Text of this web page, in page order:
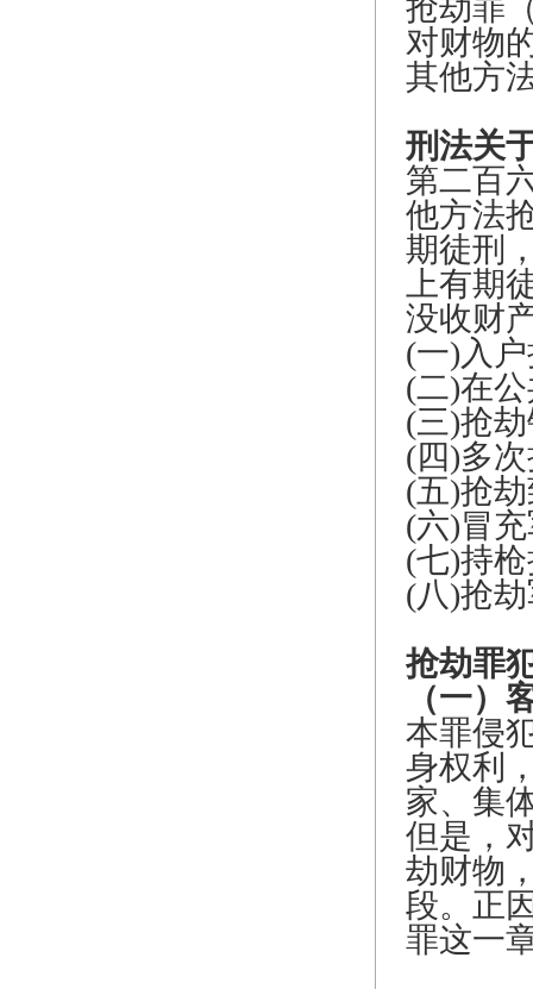
抢劫罪
对财物
其他方
刑法关
第二百
他方法
期徒刑
上有期
没收财
(一)入
(二)在
(三)抢
(四)多
(五)抢
(六)冒
(七)持
(八)抢
抢劫罪
（一）
本罪侵
身权利
家、集
但是，
劫财物
段。正
罪这一